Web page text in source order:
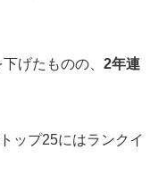
げたものの、 2年連
ップ25にはランクイ